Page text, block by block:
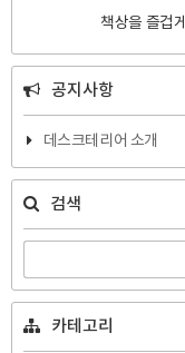
책상을 즐겁
공지사항
데스크테리어 소개
검색
카테고리